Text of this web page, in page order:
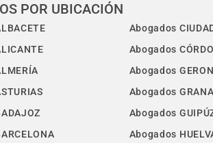
POR UBICACIÓN
Abogados
Abogados
Abogados
Abogados
Abogados
Abogados